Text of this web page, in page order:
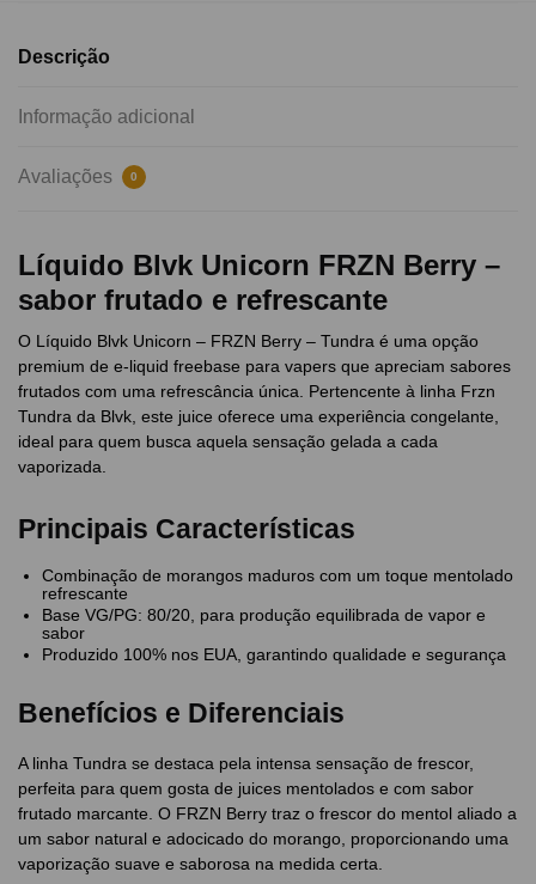
Descrição
Informação adicional
Avaliações 0
Líquido Blvk Unicorn FRZN Berry –
sabor frutado e refrescante
O Líquido Blvk Unicorn – FRZN Berry – Tundra é uma opção
premium de e-liquid freebase para vapers que apreciam sabores
frutados com uma refrescância única. Pertencente à linha Frzn
Tundra da Blvk, este juice oferece uma experiência congelante,
ideal para quem busca aquela sensação gelada a cada
vaporizada.
Principais Características
Combinação de morangos maduros com um toque mentolado
refrescante
Base VG/PG: 80/20, para produção equilibrada de vapor e
sabor
Produzido 100% nos EUA, garantindo qualidade e segurança
Benefícios e Diferenciais
A linha Tundra se destaca pela intensa sensação de frescor,
perfeita para quem gosta de juices mentolados e com sabor
frutado marcante. O FRZN Berry traz o frescor do mentol aliado a
um sabor natural e adocicado do morango, proporcionando uma
vaporização suave e saborosa na medida certa.